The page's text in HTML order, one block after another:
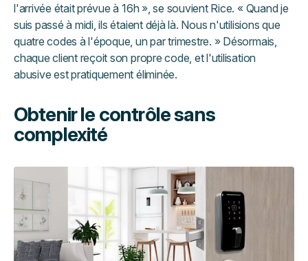
l'arrivée était prévue à 16h », se souvient Rice. « Quand je
suis passé à midi, ils étaient déjà là. Nous n'utilisions que
quatre codes à l'époque, un par trimestre. » Désormais,
chaque client reçoit son propre code, et l'utilisation
abusive est pratiquement éliminée.
Obtenir le contrôle sans
complexité